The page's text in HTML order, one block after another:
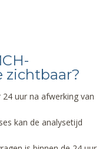
zichtbaar?
uur na afwerking van
kan de analysetijd